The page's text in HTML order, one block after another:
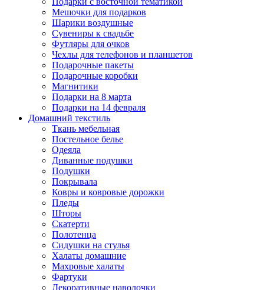
Мешочки для подарков
Шарики воздушные
Сувениры к свадьбе
Футляры для очков
Чехлы для телефонов и планшетов
Подарочные пакеты
Подарочные коробки
Магнитики
Подарки на 8 марта
Подарки на 14 февраля
Домашний текстиль
Ткань мебельная
Постельное белье
Одеяла
Диванные подушки
Подушки
Покрывала
Ковры и ковровые дорожки
Пледы
Шторы
Скатерти
Полотенца
Сидушки на стулья
Халаты домашние
Махровые халаты
Фартуки
Декоративные наволочки